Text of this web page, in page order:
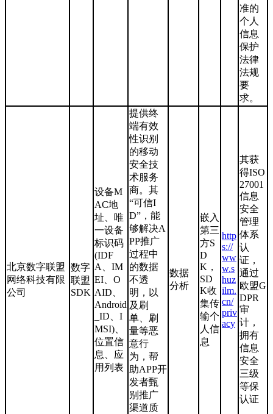
准的
个人
信息
保护
法律
法规
要
求。
北京数字联盟
网络科技有限
公司
数字
联盟
SDK
设备M
AC地
址、唯
一设备
标识码
(IDF
A、IM
EI、O
AID、
Android
_ID、I
MSI)、
位置信
息、应
用列表
提供终
端有效
性识别
的移动
安全技
术服务
商。其
“可信I
D”，能
够解决A
PP推广
过程中
的数据
不透
明，以
及刷
单、刷
量等恶
意行
为，帮
助APP开
发者甄
别推广
渠道质
数据
分析
嵌入
第三
方S
D
K，
SD
K收
集传
输个
人信
息
http
s://
ww
w.s
huz
ilm.
cn/
priv
acy
其获
得ISO
27001
信息
安全
管理
体系
认
证，
通过
欧盟G
DPR
审
计，
拥有
信息
安全
三级
等保
认证